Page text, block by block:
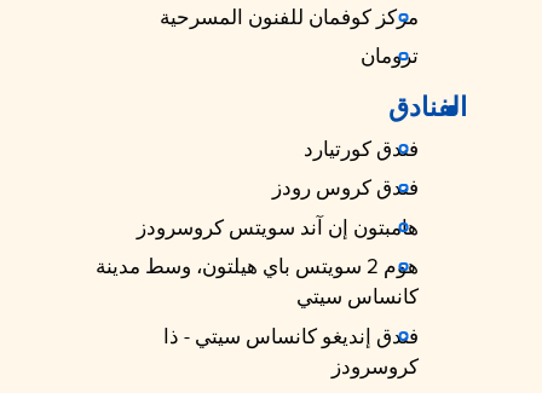
مركز كوفمان للفنون المسرحية
ترومان
الفنادق
فندق كورتيارد
فندق كروس رودز
هامبتون إن آند سويتس كروسرودز
هوم 2 سويتس باي هيلتون، وسط مدينة
كانساس سيتي
فندق إنديغو كانساس سيتي - ذا
كروسرودز